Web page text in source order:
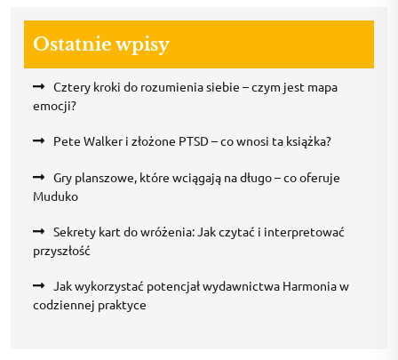
Ostatnie wpisy
Cztery kroki do rozumienia siebie – czym jest mapa
emocji?
Pete Walker i złożone PTSD – co wnosi ta książka?
Gry planszowe, które wciągają na długo – co oferuje
Muduko
Sekrety kart do wróżenia: Jak czytać i interpretować
przyszłość
Jak wykorzystać potencjał wydawnictwa Harmonia w
codziennej praktyce